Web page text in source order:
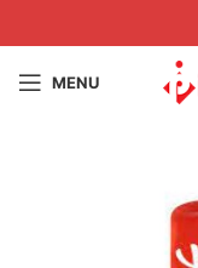
MENU